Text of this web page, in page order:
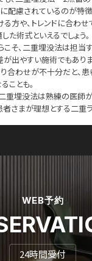
配慮されているのが特徴
方や、トレンドに合わ
た術式といえるでしょう。
こそ、二重埋没法は担
出やすい施術でもありま
合わせが不十分だと、
ことも。
重埋没法は熟練の医師
さまが理想とする二重ラ
WEB予約
24時間受付